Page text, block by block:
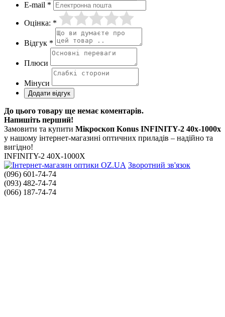
E-mail *
Оцінка: *
Відгук *
Плюси
Мінуси
До цього товару ще немає коментарів.
Напишіть перший!
Замовити та купити Мікроскоп Konus INFINITY-2 40x-1000x
у нашому інтернет-магазині оптичних приладів – надійно та
вигідно!
INFINITY-2 40X-1000X
Зворотний зв'язок
(096) 601-74-74
(093) 482-74-74
(066) 187-74-74